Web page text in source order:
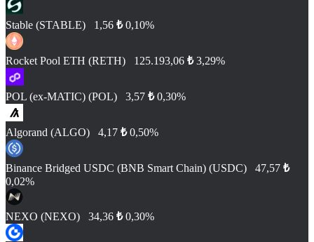
​​Stable (STABLE) 1,56 ₺ 0,10%
Rocket Pool ETH (RETH) 125.193,06 ₺ 3,29%
POL (ex-MATIC) (POL) 3,57 ₺ 0,30%
Algorand (ALGO) 4,17 ₺ 0,50%
Binance Bridged USDC (BNB Smart Chain) (USDC) 47,57 ₺
0,02%
NEXO (NEXO) 34,36 ₺ 0,30%